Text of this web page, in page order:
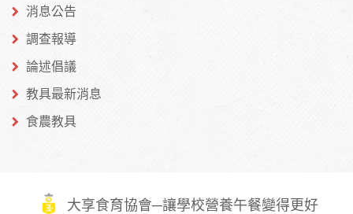
消息公告
調查報導
論述倡議
教具最新消息
食農教具
大享食育協會─讓學校營養午餐變得更好